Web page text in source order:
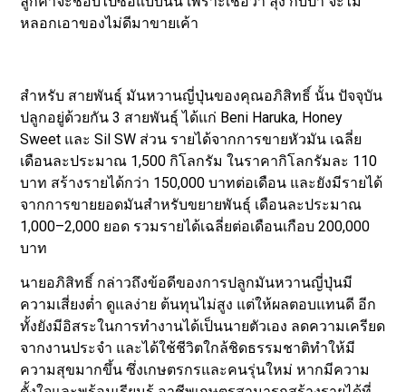
หลอกเอาของไม่ดีมาขายเค้า
สำหรับ สายพันธุ์ มันหวานญี่ปุ่นของคุณอภิสิทธิ์ นั้น ปัจจุบัน
ปลูกอยู่ด้วยกัน 3 สายพันธุ์ ได้แก่ Beni Haruka, Honey
Sweet และ Sil SW ส่วน รายได้จากการขายหัวมัน เฉลี่ย
เดือนละประมาณ 1,500 กิโลกรัม ในราคากิโลกรัมละ 110
บาท สร้างรายได้กว่า 150,000 บาทต่อเดือน และยังมีรายได้
จากการขายยอดมันสำหรับขยายพันธุ์ เดือนละประมาณ
1,000–2,000 ยอด รวมรายได้เฉลี่ยต่อเดือนเกือบ 200,000
บาท
นายอภิสิทธิ์ กล่าวถึงข้อดีของการปลูกมันหวานญี่ปุ่นมี
ความเสี่ยงต่ำ ดูแลง่าย ต้นทุนไม่สูง แต่ให้ผลตอบแทนดี อีก
ทั้งยังมีอิสระในการทำงานได้เป็นนายตัวเอง ลดความเครียด
จากงานประจำ และได้ใช้ชีวิตใกล้ชิดธรรมชาติทำให้มี
ความสุขมากขึ้น ซึ่งเกษตรกรและคนรุ่นใหม่ หากมีความ